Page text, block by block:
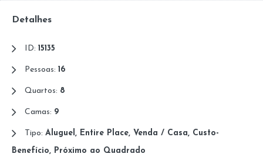
Detalhes
ID: 15135
Pessoas: 16
Quartos: 8
Camas: 9
Tipo: Aluguel, Entire Place, Venda / Casa, Custo-
Benefício, Próximo ao Quadrado